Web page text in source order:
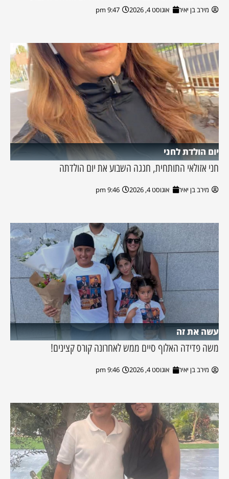
מירב בן יאיר אוגוסט 4, 2026 9:47 pm
יום הולדת לחני
חני אזולאי התותחית, חגגה השבוע את יום הולדתה
מירב בן יאיר אוגוסט 4, 2026 9:46 pm
עשה את זה
משה פדידה האלוף סיים ממש לאחרונה קורס קצינים!
מירב בן יאיר אוגוסט 4, 2026 9:46 pm